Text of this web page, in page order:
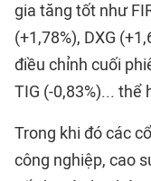
gia tăng tốt như
(+1,78%), DXG
điều chỉnh cuối
TIG (-0,83%)... thể
Trong khi đó các
công nghiệp, cao